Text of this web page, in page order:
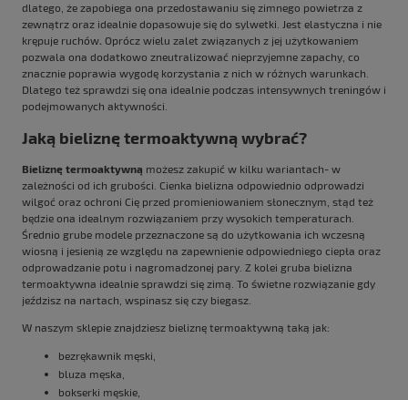
dlatego, że zapobiega ona przedostawaniu się zimnego powietrza z
zewnątrz oraz idealnie dopasowuje się do sylwetki. Jest elastyczna i nie
krępuje ruchów. Oprócz wielu zalet związanych z jej użytkowaniem
pozwala ona dodatkowo zneutralizować nieprzyjemne zapachy, co
znacznie poprawia wygodę korzystania z nich w różnych warunkach.
Dlatego też sprawdzi się ona idealnie podczas intensywnych treningów i
podejmowanych aktywności.
Jaką bieliznę termoaktywną wybrać?
Bieliznę termoaktywną możesz zakupić w kilku wariantach- w
zależności od ich grubości. Cienka bielizna odpowiednio odprowadzi
wilgoć oraz ochroni Cię przed promieniowaniem słonecznym, stąd też
będzie ona idealnym rozwiązaniem przy wysokich temperaturach.
Średnio grube modele przeznaczone są do użytkowania ich wczesną
wiosną i jesienią ze względu na zapewnienie odpowiedniego ciepła oraz
odprowadzanie potu i nagromadzonej pary. Z kolei gruba bielizna
termoaktywna idealnie sprawdzi się zimą. To świetne rozwiązanie gdy
jeździsz na nartach, wspinasz się czy biegasz.
W naszym sklepie znajdziesz bieliznę termoaktywną taką jak:
bezrękawnik męski
bluza męska,
bokserki męskie